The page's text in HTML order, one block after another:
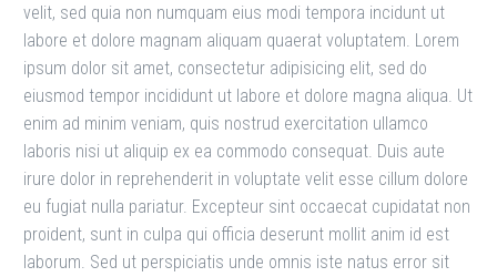
velit, sed quia non numquam eius modi tempora incidunt ut
labore et dolore magnam aliquam quaerat voluptatem. Lorem
ipsum dolor sit amet, consectetur adipisicing elit, sed do
eiusmod tempor incididunt ut labore et dolore magna aliqua. Ut
enim ad minim veniam, quis nostrud exercitation ullamco
laboris nisi ut aliquip ex ea commodo consequat. Duis aute
irure dolor in reprehenderit in voluptate velit esse cillum dolore
eu fugiat nulla pariatur. Excepteur sint occaecat cupidatat non
proident, sunt in culpa qui officia deserunt mollit anim id est
laborum. Sed ut perspiciatis unde omnis iste natus error sit